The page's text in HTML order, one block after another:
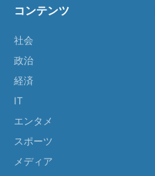
コンテンツ
社会
政治
経済
IT
エンタメ
スポーツ
メディア